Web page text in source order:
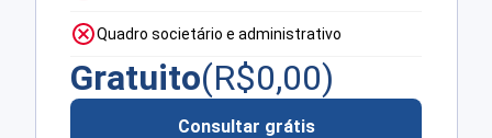
Quadro societário e administrativo
Gratuito(R$0,00)
Consultar grátis